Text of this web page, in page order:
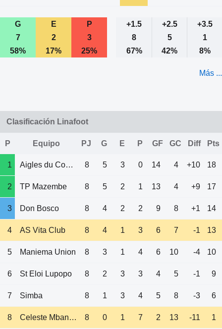
G E P +1.5 +2.5
+3.5
7
2 3 8 5
1
58%
17% 25% 67% 42% 8%
Más ...
Clasificación Linafoot
P Equipo PJ G E P GF GC Diff Pts
1 Aigles du Congo 8 5 3 0 14 4 +10 18
2 TP Mazembe 8 5 2 1 13 4 +9 17
3 Don Bosco 8 4 2 2 9 8 +1 14
4 AS Vita Club 8 4 1 3 6 7 -1 13
5 Maniema Union 8 3 1 4 6 10 -4 10
6 St Eloi Lupopo 8 2 3 3 4 5 -1 9
7 Simba 8 1 3 4 5 8 -3 6
8 Celeste Mbandaka 8 0 1 7 2 13 -11 1